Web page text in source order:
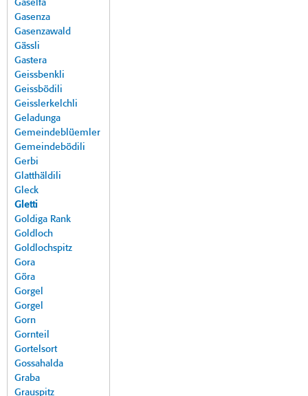
Gaselfa
Gasenza
Gasenzawald
Gässli
Gastera
Geissbenkli
Geissbödili
Geisslerkelchli
Geladunga
Gemeindeblüemler
Gemeindebödili
Gerbi
Glatthäldili
Gleck
Gletti
Goldiga Rank
Goldloch
Goldlochspitz
Gora
Göra
Gorgel
Gorgel
Gorn
Gornteil
Gortelsort
Gossahalda
Graba
Grauspitz